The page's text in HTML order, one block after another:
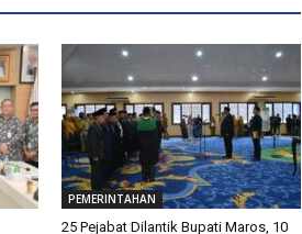
PEMERINTAHAN
25 Pejabat Dilantik Bupati Maros, 10